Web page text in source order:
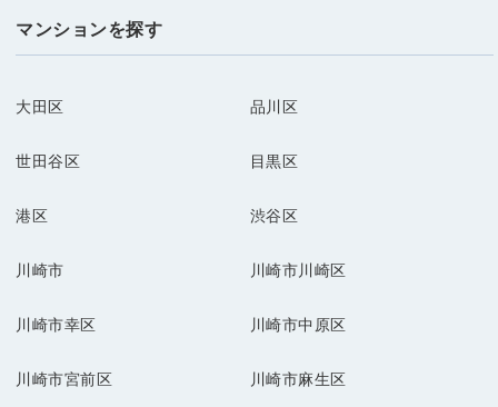
マンションを探す
大田区 品川区
世田谷区 目黒区
港区 渋谷区
川崎市 川崎市川崎区
川崎市幸区 川崎市中原区
川崎市宮前区 川崎市麻生区